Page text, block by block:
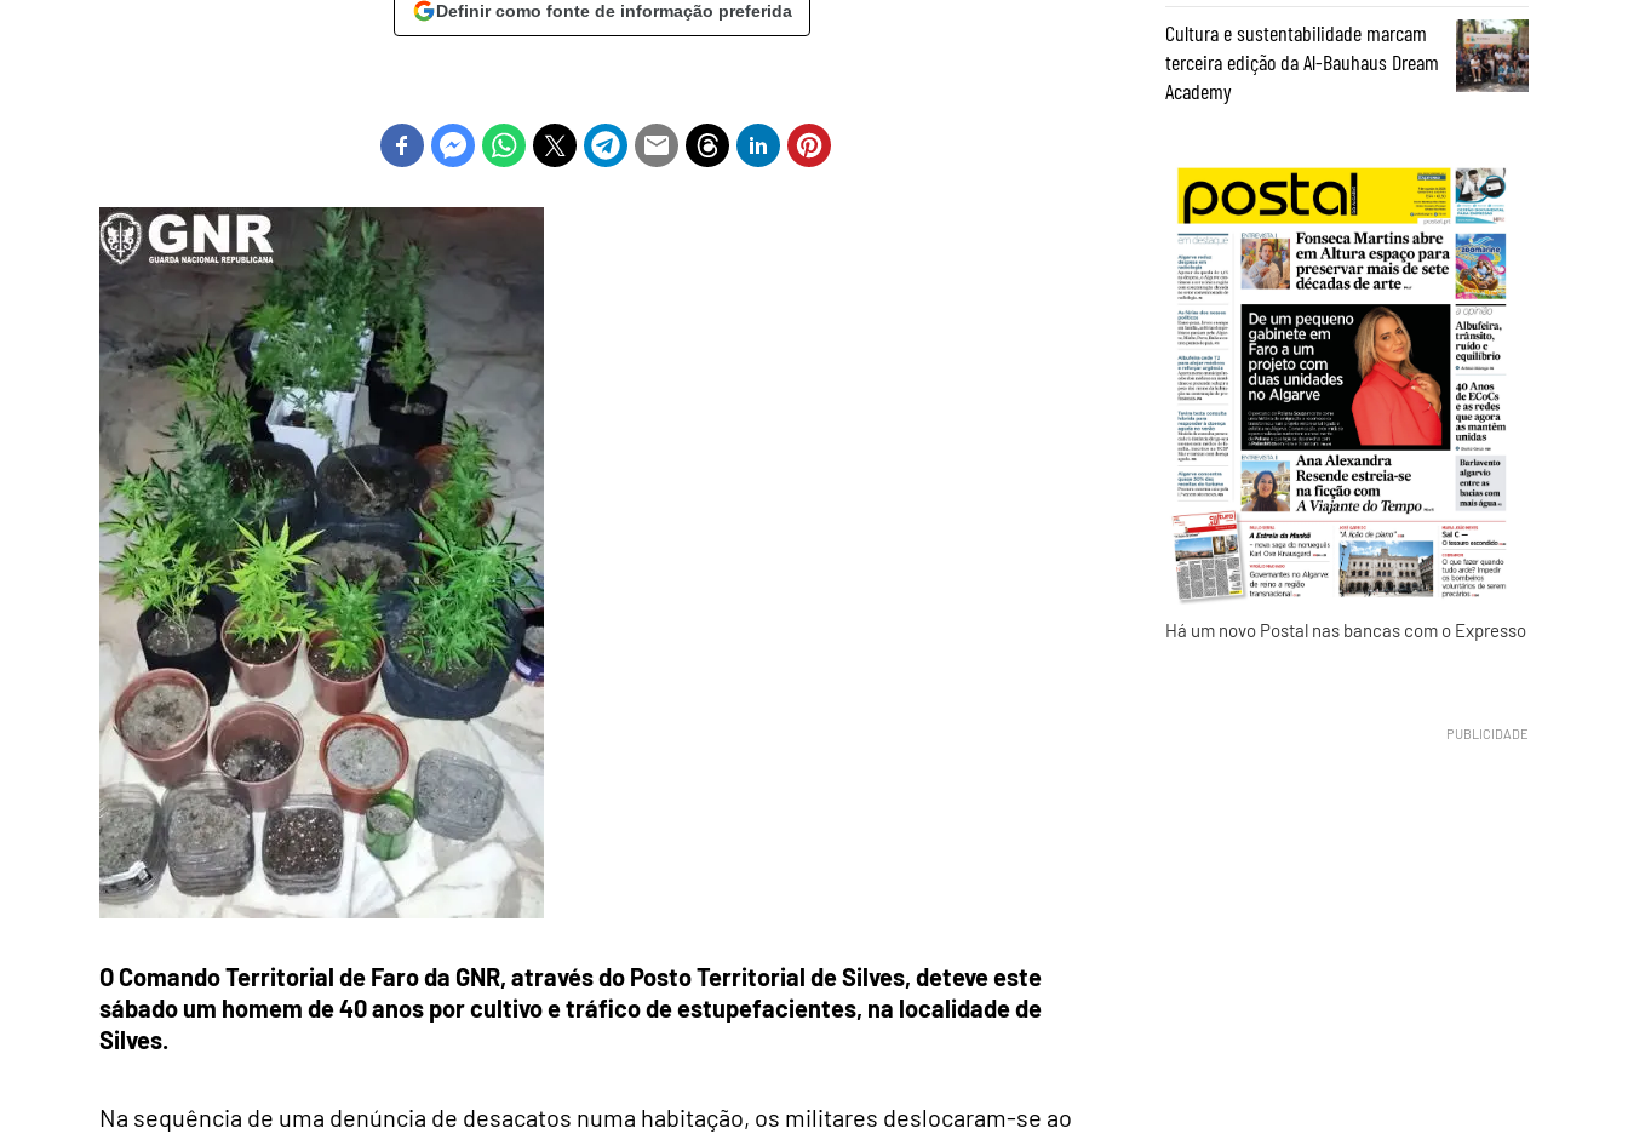
Definir como fonte de informação preferida
O Comando Territorial de Faro da GNR, através do Posto Territorial de Silves, deteveeste
sábado um homem de 40 anos porcultivo etráfico de estupefacientes, na localidade de
Silves.
Na sequência de uma denúncia de desacatos numa habitação, os militares deslocaram-se ao
Cultura e sustentabilidade marcam
terceira edição da Al-Bauhaus Dream
Academy
Há um novo Postal nas bancas com o Expresso